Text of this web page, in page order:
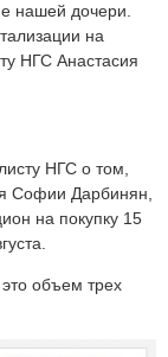
нашей дочери.
на
НГС Анастасия
НГС о том,
Софии Дарбинян,
на покупку 15
объем трех